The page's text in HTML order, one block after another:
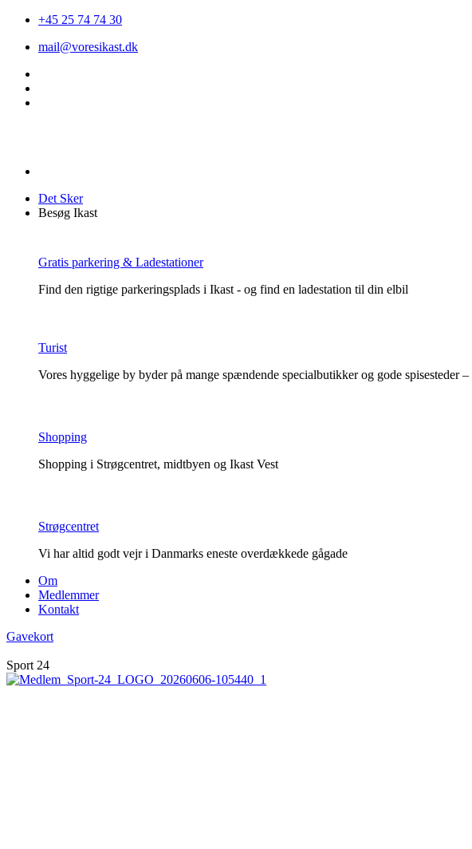
+45 25 74 74 30
mail@voresikast.dk
Det Sker
Besøg Ikast
Gratis parkering & Ladestationer
Find den rigtige parkeringsplads i Ikast - og find en ladestation til din elbil
Turist
Vores hyggelige by byder på mange spændende specialbutikker og gode spisesteder
Shopping
Shopping i Strøgcentret, midtbyen og Ikast Vest
Strøgcentret
Vi har altid godt vejr i Danmarks eneste overdækkede gågade
Om
Medlemmer
Kontakt
Gavekort
Sport 24